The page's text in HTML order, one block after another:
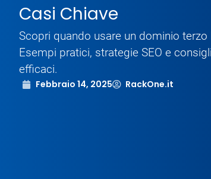
Casi Chiave
Scopri quando usare un dominio
Esempi pratici, strategie SEO e
efficaci.
Febbraio 14, 2025 RackOne.it